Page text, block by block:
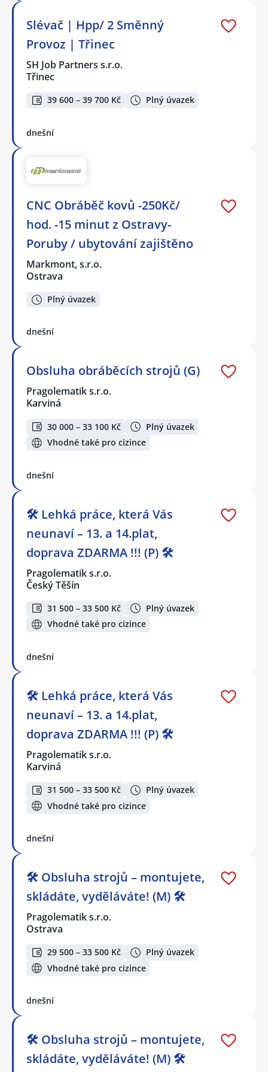
Slévač | Hpp/ 2 Směnný
Provoz | Třinec
SH Job Partners s.r.o.
Třinec
39 600 – 39 700 Kč Plný úvazek
dnešní
CNC Obráběč kovů -250Kč/
hod. -15 minut z Ostravy-
Poruby / ubytování zajištěno
Markmont, s.r.o.
Ostrava
Plný úvazek
dnešní
Obsluha obráběcích strojů (G)
Pragolematik s.r.o.
Karviná
30 000 – 33 100 Kč
Plný úvazek
Vhodné také pro cizince
dnešní
🛠️ Lehká práce, která Vás
neunaví – 13. a 14.plat,
doprava ZDARMA !!! (P) 🛠️
Pragolematik s.r.o.
Český Těšín
31 500 – 33 500 Kč
Plný úvazek
Vhodné také pro cizince
dnešní
🛠️ Lehká práce, která Vás
neunaví – 13. a 14.plat,
doprava ZDARMA !!! (P) 🛠️
Pragolematik s.r.o.
Karviná
31 500 – 33 500 Kč
Plný úvazek
Vhodné také pro cizince
dnešní
🛠️ Obsluha strojů – montujete,
skládáte, vyděláváte! (M) 🛠️
Pragolematik s.r.o.
Ostrava
29 500 – 33 500 Kč
Plný úvazek
Vhodné také pro cizince
dnešní
🛠️ Obsluha strojů – montujete,
skládáte, vyděláváte! (M) 🛠️